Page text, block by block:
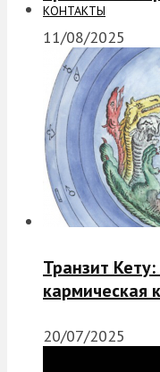
КОНТАКТЫ
11/08/2025
Транзит
кармическая
20/07/2025